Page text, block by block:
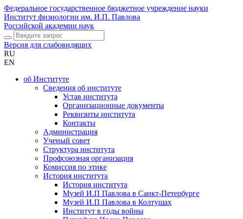
Федеральное государственное бюджетное учреждение науки
Институт физиологии им. И.П. Павлова
Российской академии наук
Версия для слабовидящих
RU
EN
об Институте
Сведения об институте
Устав института
Организационные документы
Реквизиты института
Контакты
Администрация
Ученый совет
Структура института
Профсоюзная организация
Комиссия по этике
История института
История института
Музей И.П Павлова в Санкт-Петербурге
Музей И.П Павлова в Колтушах
Институт в годы войны